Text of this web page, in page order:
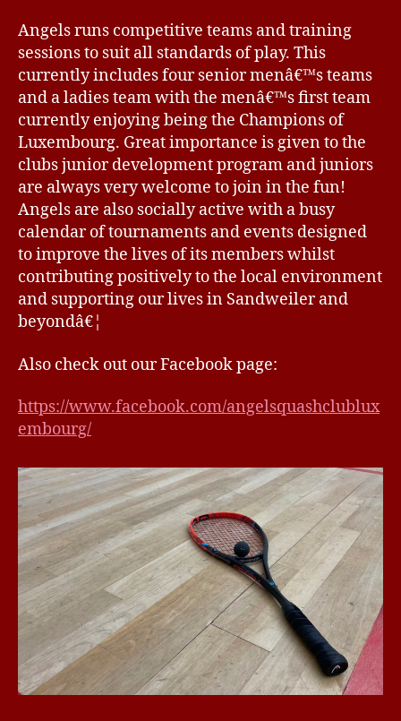
Angels runs competitive teams and training
sessions to suit all standards of play. This
currently includes four senior menâ€™s teams
and a ladies team with the menâ€™s first team
currently enjoying being the Champions of
Luxembourg. Great importance is given to the
clubs junior development program and juniors
are always very welcome to join in the fun!
Angels are also socially active with a busy
calendar of tournaments and events designed
to improve the lives of its members whilst
contributing positively to the local environment
and supporting our lives in Sandweiler and
beyondâ€¦
Also check out our Facebook page:
https://www.facebook.com/angelsquashclublux
embourg/